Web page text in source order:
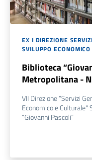
EX I DIREZIONE
SVILUPPO
Biblioteca
Metropolitana -
VII Direzione “Servizi
Economico e Culturale"
“Giovanni Pascoli”